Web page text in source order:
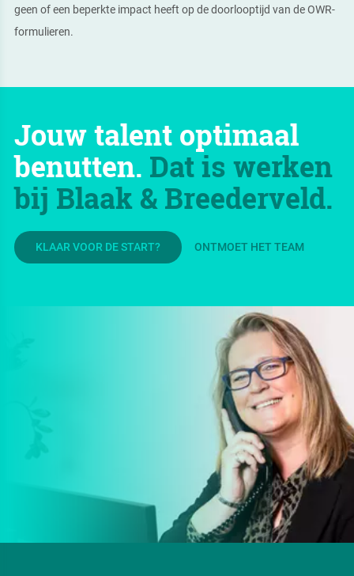
geen of een beperkte impact heeft op de doorlooptijd van de OWR-
formulieren.
Jouw talent optimaal
benutten. Dat is werken
bij Blaak & Breederveld.
KLAAR VOOR DE START? ONTMOET HET TEAM